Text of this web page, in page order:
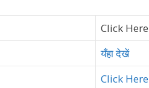
Click Here
यँहा देखें
Click Here